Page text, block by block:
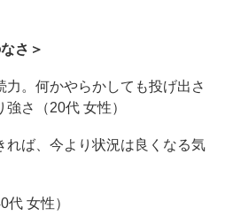
さ＞
力。何かやらかしても投げ出さ
さ（20代 女性）
れば、今より状況は良くなる気
代 女性）